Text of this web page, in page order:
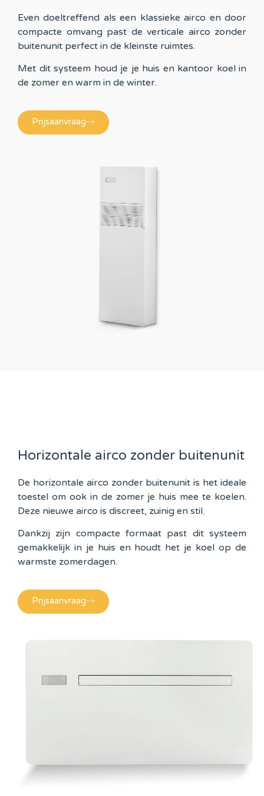
Even doeltreffend als een klassieke airco en door
compacte omvang past de verticale airco zonder
buitenunit perfect in de kleinste ruimtes.
Met dit systeem houd je je huis en kantoor koel in
de zomer en warm in de winter.
Prijsaanvraag
Horizontale airco zonder buitenunit
De horizontale airco zonder buitenunit is het ideale
toestel om ook in de zomer je huis mee te koelen.
Deze nieuwe airco is discreet, zuinig en stil.
Dankzij zijn compacte formaat past dit systeem
gemakkelijk in je huis en houdt het je koel op de
warmste zomerdagen.
Prijsaanvraag